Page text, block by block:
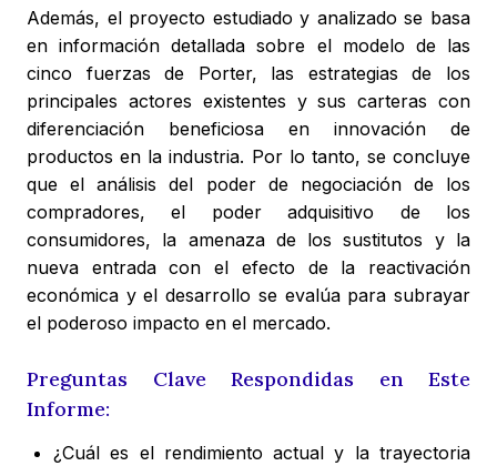
Además, el proyecto estudiado y analizado se basa
en información detallada sobre el modelo de las
cinco fuerzas de Porter, las estrategias de los
principales actores existentes y sus carteras con
diferenciación beneficiosa en innovación de
productos en la industria. Por lo tanto, se concluye
que el análisis del poder de negociación de los
compradores, el poder adquisitivo de los
consumidores, la amenaza de los sustitutos y la
nueva entrada con el efecto de la reactivación
económica y el desarrollo se evalúa para subrayar
el poderoso impacto en el mercado.
Preguntas Clave Respondidas en Este
Informe:
¿Cuál es el rendimiento actual y la trayectoria